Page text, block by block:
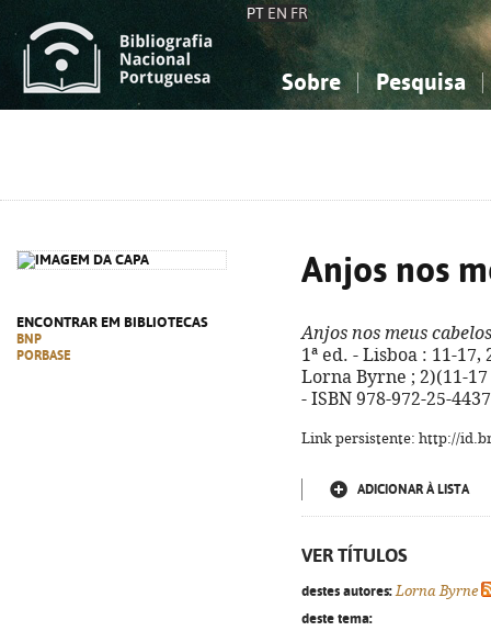
PT EN FR
Sobre Pesquisa
ENCONTRAR EM BIBLIOTECAS
BNP
PORBASE
Anjos nos
Anjos nos meus cabelos
1ª ed. - Lisboa : 11-
Lorna Byrne ; 2)(11-
- ISBN 978-972-25-
Link persistente: http://
ADICIONAR À LISTA
VER TÍTULOS
destes autores: Lorna Byrne
deste tema: